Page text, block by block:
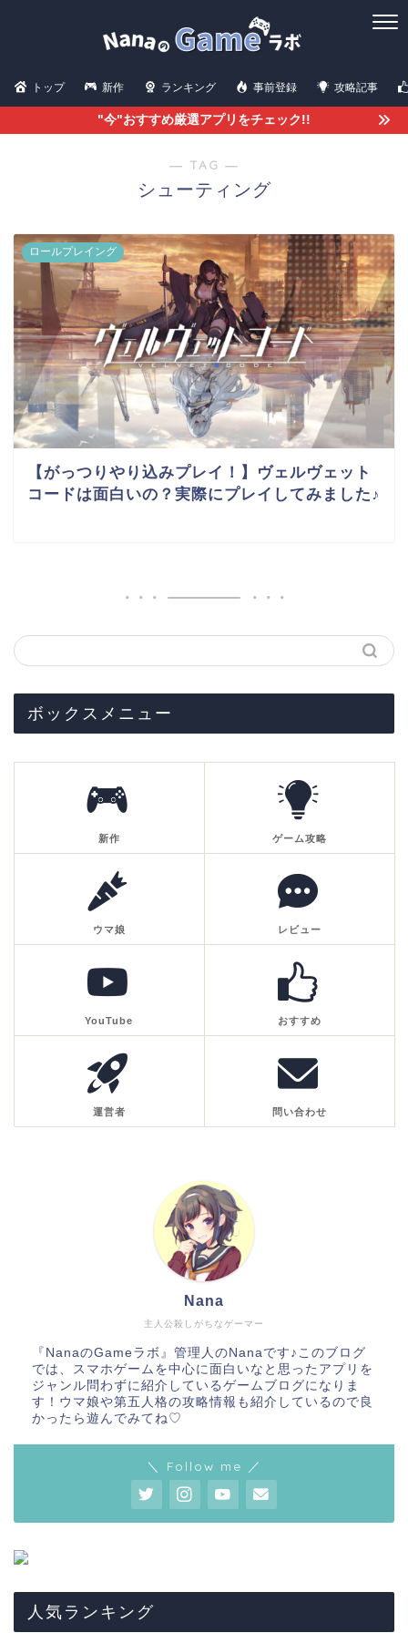
トップ 新作 ランキング 事前登録 攻略記事
"今"おすすめ厳選アプリをチェック!!
― TAG ―
シューティング
ロールプレイング
【がっつりやり込みプレイ！】ヴェルヴェット
コードは面白いの？実際にプレイしてみました♪
ボックスメニュー
新作 ゲーム攻略
ウマ娘 レビュー
YouTube おすすめ
運営者 問い合わせ
主人公殺しがちなゲーマー
Nana
『NanaのGameラボ』管理人のNanaです♪このブログ
では、スマホゲームを中心に面白いなと思ったアプリを
ジャンル問わずに紹介しているゲームブログになりま
す！ウマ娘や第五人格の攻略情報も紹介しているので良
かったら遊んでみてね♡
＼ Follow me ／
人気ランキング